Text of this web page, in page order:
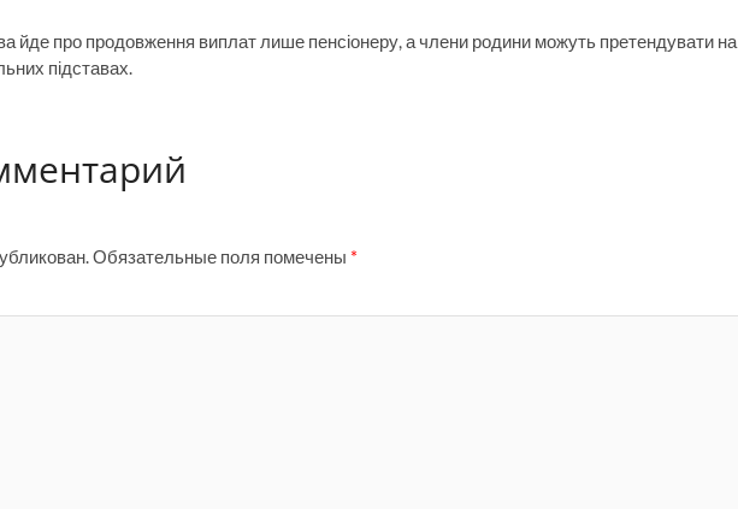
йде про продовження виплат лише пенсіонеру, а члени родини можуть претендувати на
підставах.
Обязательные поля помечены *